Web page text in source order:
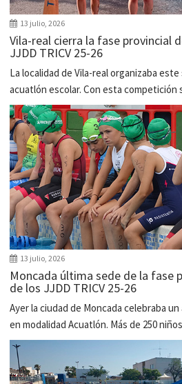
13 julio, 2026
Vila-real cierra la fase provincial
JJDD TRICV 25-26
La localidad de Vila-real organizaba
acuatlón escolar. Con esta competición
13 julio, 2026
Moncada última sede de la fase
de los JJDD TRICV 25-26
Ayer la ciudad de Moncada celebraba
en modalidad Acuatlón. Más de 250